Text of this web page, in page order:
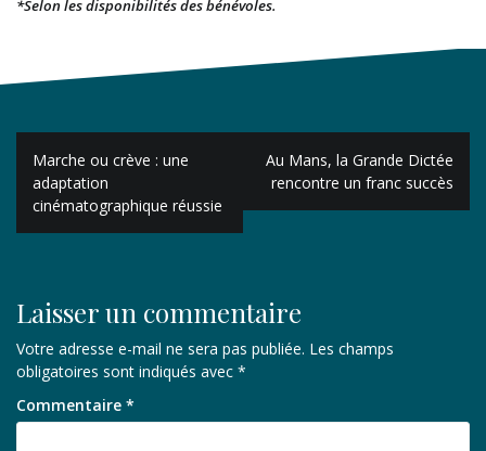
*Selon les disponibilités des bénévoles.
Navigation
de
l’article
Marche ou crève : une
adaptation
cinématographique réussie
Au Mans, la Grande Dictée
rencontre un franc succès
Laisser un commentaire
Votre adresse e-mail ne sera pas publiée. Les champs
obligatoires sont indiqués avec *
Commentaire *